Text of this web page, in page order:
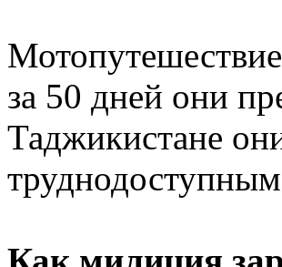
за 50 дней они
Таджикистане